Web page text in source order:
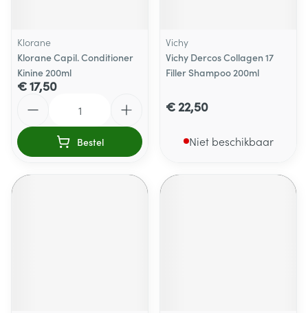
Klorane
Klorane Capil. Conditioner
Kinine 200ml
€ 17,50
Bestel
Vichy
Vichy Dercos Collagen 17
Filler Shampoo 200ml
€ 22,50
Niet beschikbaar